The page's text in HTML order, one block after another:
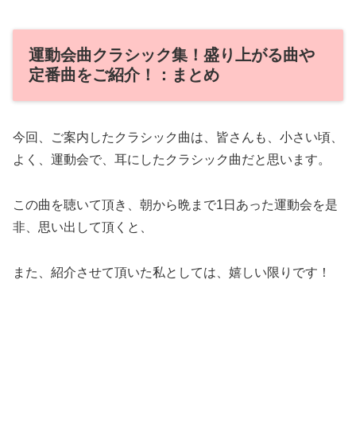
運動会曲クラシック集！盛り上がる曲や
定番曲をご紹介！：まとめ
今回、ご案内したクラシック曲は、皆さんも、小さい頃、
よく、運動会で、耳にしたクラシック曲だと思います。
この曲を聴いて頂き、朝から晩まで1日あった運動会を是
非、思い出して頂くと、
また、紹介させて頂いた私としては、嬉しい限りです！